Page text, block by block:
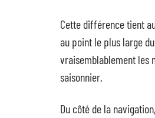
Cette différence tient
au point le plus large
vraisemblablement les
saisonnier.
Du côté de la